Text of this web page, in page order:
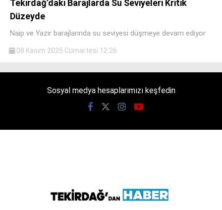
Youtube
Tekirdağ’daki Barajlarda Su Seviyeleri Kritik
Düzeyde
Naip ve Yazır barajlarında su seviyesi düşmeye devam ediyor
08 Kasım 2025 Cumartesi 12:26
Sosyal medya hesaplarımızı keşfedin